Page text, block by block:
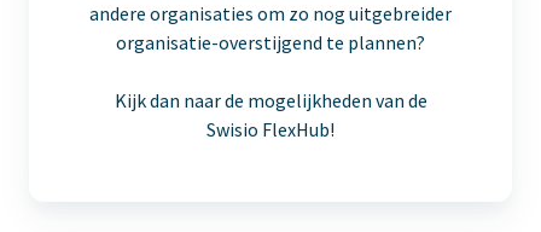
andere organisaties om zo nog uitgebreider
organisatie-overstijgend te plannen?
Kijk dan naar de mogelijkheden van de
Swisio FlexHub!